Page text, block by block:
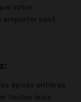
votre
emporter peut
épices entières
toutes leurs